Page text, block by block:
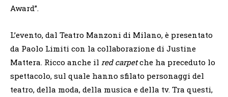
Award”.
L’evento, dal Teatro Manzoni di Milano, è presentato
da Paolo Limiti con la collaborazione di Justine
Mattera. Ricco anche il red carpetche ha preceduto lo
spettacolo, sul quale hanno sfilato personaggi del
teatro, della moda, della musica e della tv. Tra questi,